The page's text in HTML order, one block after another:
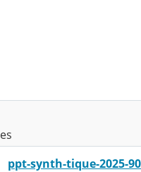
ppt-synth-tique-2025-